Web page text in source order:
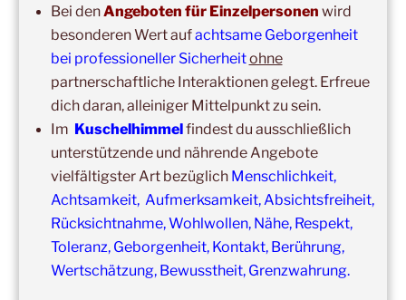
in unseren Veranstaltungsräumen möglich!
Was schon immer galt und weiter gilt:Fühlst du dich krank
und/oder hast Erkältungssymptome, dann verzichte bitte
vorübergehend auf die Teilnahme.
Der nächste Termin ist nicht weit entfernt.
Bei denAngeboten für Einzelpersonen wird
besonderen Wert aufachtsame Geborgenheit
bei professioneller Sicherheitohne
partnerschaftliche Interaktionen gelegt. Erfreue
dich daran, alleiniger Mittelpunkt zu sein.
Im Kuschelhimmelfindest du ausschließlich
unterstützende und nährende Angebote
vielfältigster Art bezüglich Menschlichkeit,
Achtsamkeit, Aufmerksamkeit, Absichtsfreiheit,
Rücksichtnahme, Wohlwollen, Nähe, Respekt,
Toleranz, Geborgenheit, Kontakt, Berührung,
Wertschätzung, Bewusstheit, Grenzwahrung.